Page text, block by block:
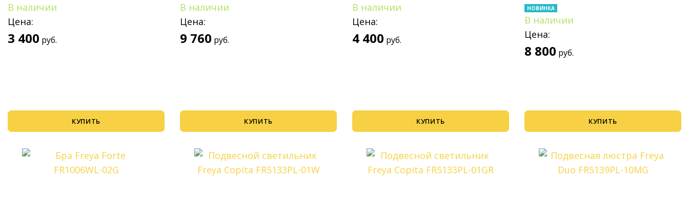
В наличии
Цена:
3 400 руб.
КУПИТЬ
В наличии
Цена:
9 760 руб.
КУПИТЬ
В наличии
Цена:
4 400 руб.
КУПИТЬ
НОВИНКА
В наличии
Цена:
8 800 руб.
КУПИТЬ